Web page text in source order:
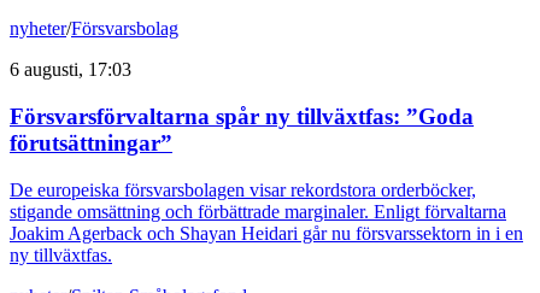
nyheter/Försvarsbolag
6 augusti, 17:03
Försvarsförvaltarna spår ny tillväxtfas: ”Goda
förutsättningar”
De europeiska försvarsbolagen visar rekordstora orderböcker,
stigande omsättning och förbättrade marginaler. Enligt förvaltarna
Joakim Agerback och Shayan Heidari går nu försvarssektorn in i en
ny tillväxtfas.